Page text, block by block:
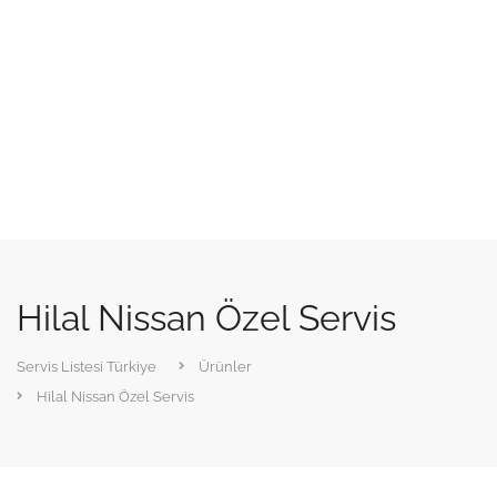
Hilal Nissan Özel Servis
Servis Listesi Türkiye
Ürünler
Hilal Nissan Özel Servis